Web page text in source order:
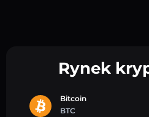
Rynek
Bitcoin
BTC